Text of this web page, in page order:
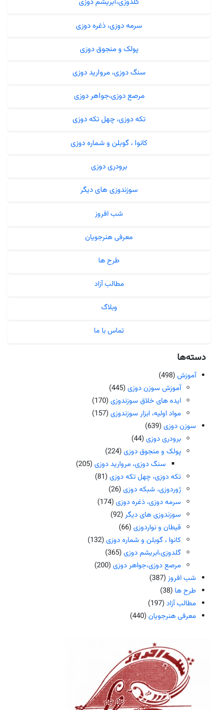
سرمه دوزی، ذغره دوزی
پولک و منجوق دوزی
سنگ دوزی، مروارید دوزی
مرصع دوزی،جواهر دوزی
تکه دوزی، چهل تکه دوزی
کانوا ، گوبلن و شماره دوزی
برودری دوزی
سوزندوزی های دیگر
شب افروز
معرفی هنرجویان
طرح ها
مطالب آزاد
وبلاگ
تماس با ما
دسته‌ها
آموزش (498)
آموزش سوزن دوزی (445)
ایده های خلاق سوزندوزی (170)
مواد اولیه، ابزار سوزندوزی (157)
سوزن دوزی (639)
برودری دوزی (44)
پولک و منجوق دوزی (224)
سنگ دوزی، مروارید دوزی(205)
تکه دوزی، چهل تکه دوزی (81)
ژوردوزی، شبکه دوزی (26)
سرمه دوزی، ذغره دوزی (174)
سوزندوزی های دیگر (92)
قیطان و نواردوزی (66)
کانوا ، گوبلن و شماره دوزی (132)
گلدوزی،ابریشم دوزی (365)
مرصع دوزی،جواهر دوزی (200)
شب افروز (387)
طرح ها (38)
مطالب آزاد (197)
معرفی هنرجویان (440)